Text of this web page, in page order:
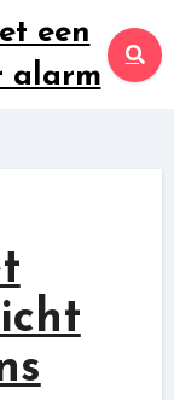
een
alarm